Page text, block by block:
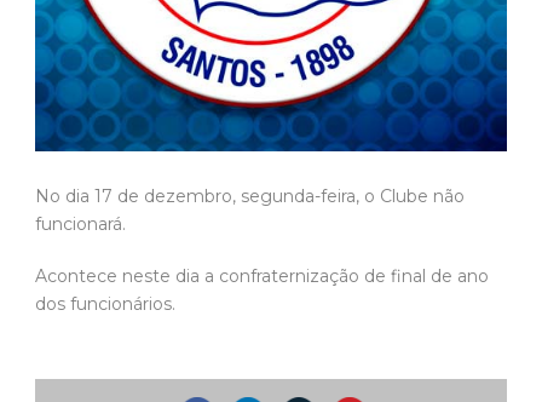
No dia 17 de dezembro, segunda-feira, o Clube não
funcionará.
Acontece neste dia a confraternização de final de ano
dos funcionários.